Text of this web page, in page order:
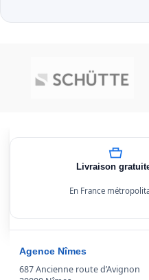
Livraison
En France
Agence Nîmes
687 Ancienne route d’Avignon